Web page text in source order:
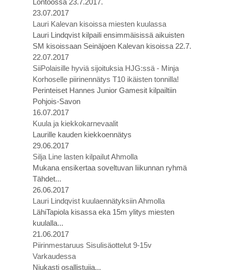
Lontoossa 23.7.2017.
23.07.2017
Lauri Kalevan kisoissa miesten kuulassa
Lauri Lindqvist kilpaili ensimmäisissä aikuisten
SM kisoissaan Seinäjoen Kalevan kisoissa 22.7.
22.07.2017
SiiPolaisille hyviä sijoituksia HJG:ssä - Minja
Korhoselle piirinennätys T10 ikäisten tonnilla!
Perinteiset Hannes Junior Gamesit kilpailtiin
Pohjois-Savon
16.07.2017
Kuula ja kiekkokarnevaalit
Laurille kauden kiekkoennätys
29.06.2017
Silja Line lasten kilpailut Ahmolla
Mukana ensikertaa soveltuvan liikunnan ryhmä
Tähdet...
26.06.2017
Lauri Lindqvist kuulaennätyksiin Ahmolla
LähiTapiola kisassa eka 15m ylitys miesten
kuulalla...
21.06.2017
Piirinmestaruus Sisulisäottelut 9-15v
Varkaudessa
Niukasti osallistujia...